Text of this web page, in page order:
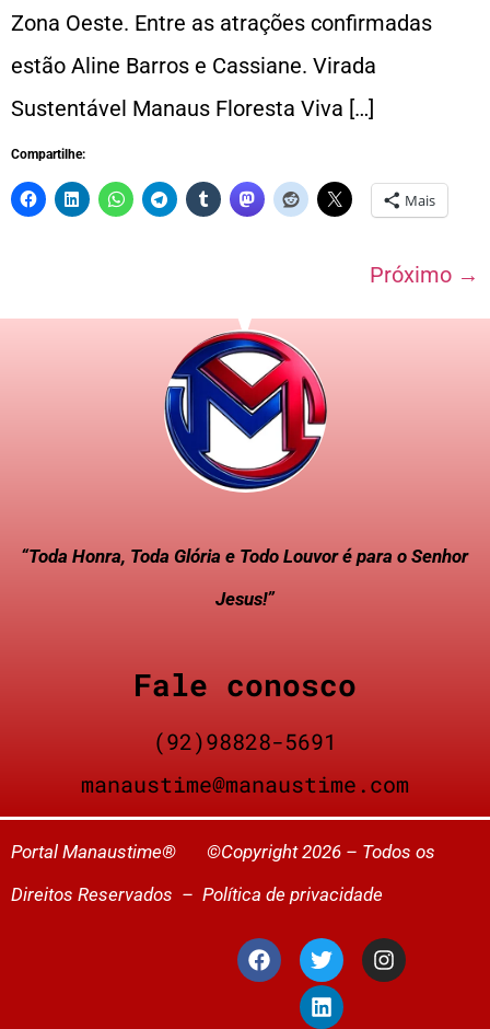
Zona Oeste. Entre as atrações confirmadas
estão Aline Barros e Cassiane. Virada
Sustentável Manaus Floresta Viva […]
Compartilhe:
Mais
Próximo →
“Toda Honra, Toda Glória e Todo Louvor é para o Senhor
Jesus!”
Fale conosco
(92)98828-5691
manaustime@manaustime.com
Portal Manaustime® ©Copyright 2026 – Todos os
Direitos Reservados – Política de privacidade